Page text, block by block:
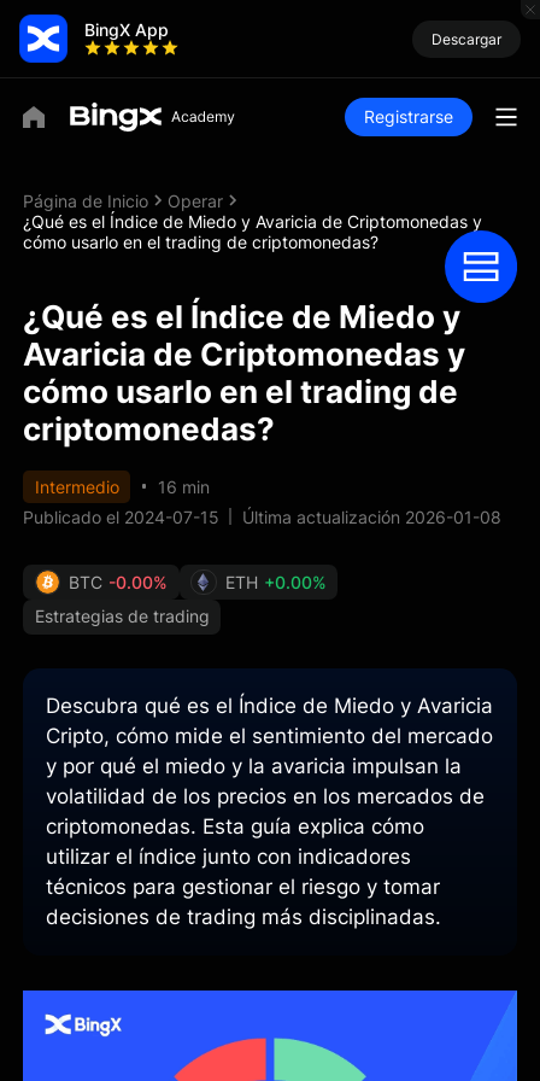
BingX App Descargar
Registrarse
Página de Inicio
Operar
¿Qué es el Índice de Miedo y Avaricia de Criptomonedas y
cómo usarlo en el trading de criptomonedas?
¿Qué es el Índice de Miedo y
Avaricia de Criptomonedas y
cómo usarlo en el trading de
criptomonedas?
Intermedio
16 min
Publicado el 2024-07-15
Última actualización 2026-01-08
BTC -0.00% ETH +0.00%
Estrategias de trading
Descubra qué es el Índice de Miedo y Avaricia
Cripto, cómo mide el sentimiento del mercado
y por qué el miedo y la avaricia impulsan la
volatilidad de los precios en los mercados de
criptomonedas. Esta guía explica cómo
utilizar el índice junto con indicadores
técnicos para gestionar el riesgo y tomar
decisiones de trading más disciplinadas.